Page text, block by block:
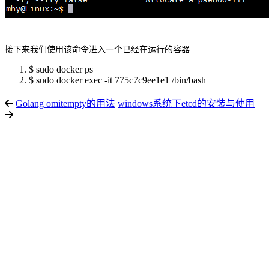
接下来我们使用该命令进入一个已经在运行的容器
$ sudo docker ps
$ sudo docker exec -it 775c7c9ee1e1 /bin/bash
Golang omitempty的用法 windows系统下etcd的安装与使用